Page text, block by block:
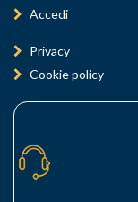
Accedi
Privacy
Cookie policy